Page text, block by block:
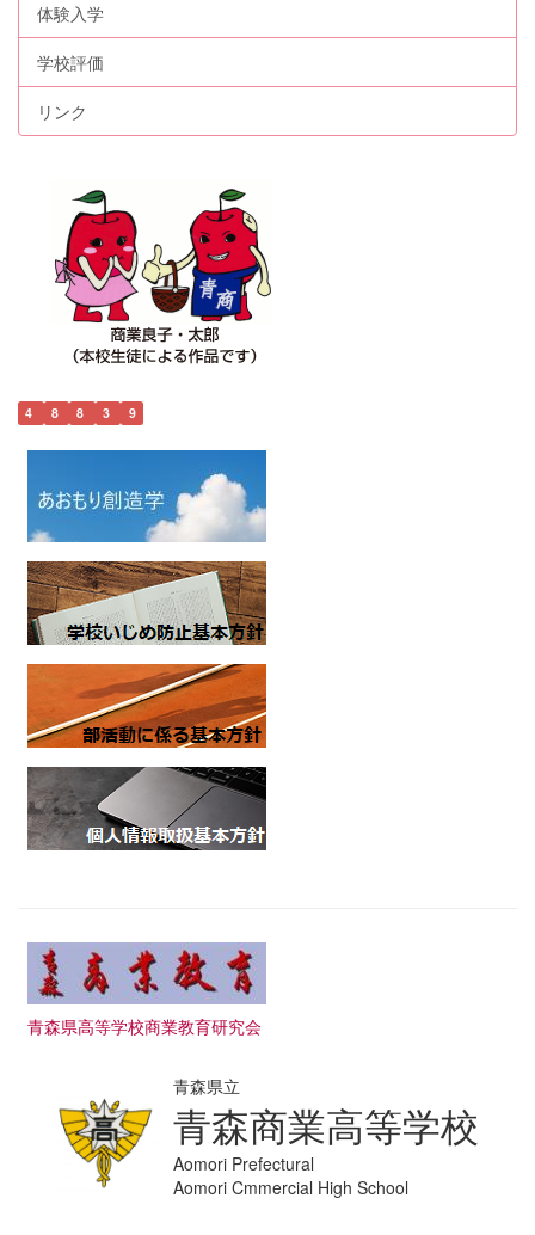
体験入学
学校評価
リンク
4 8 8 3 9
青森県高等学校商業教育研究会
青森県立
青森商業高等学校
Aomori Prefectural
Aomori Cmmercial High School